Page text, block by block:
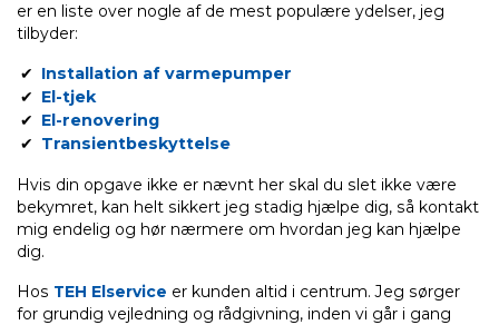
er en liste over nogle af de mest populære ydelser, jeg
tilbyder:
Installation af varmepumper
El-tjek
El-renovering
Transientbeskyttelse
Hvis din opgave ikke er nævnt her skal du slet ikke være
bekymret, kan helt sikkert jeg stadig hjælpe dig, så kontakt
mig endelig og hør nærmere om hvordan jeg kan hjælpe
dig.
Hos TEH Elservice er kunden altid i centrum. Jeg sørger
for grundig vejledning og rådgivning, inden vi går i gang